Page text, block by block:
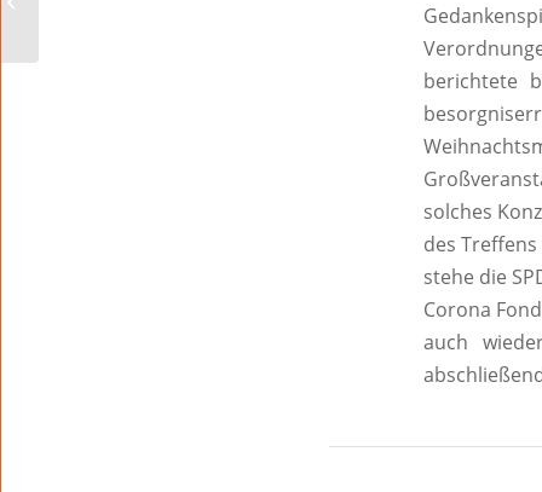
berichtete
solches
des
stehe die
Corona
auch